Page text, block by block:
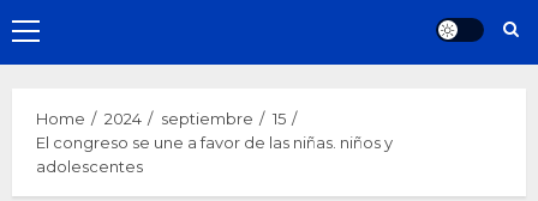
Primary
Menu
Home 2024 septiembre
15
El congreso se une a favor de las niñas. niños y
adolescentes